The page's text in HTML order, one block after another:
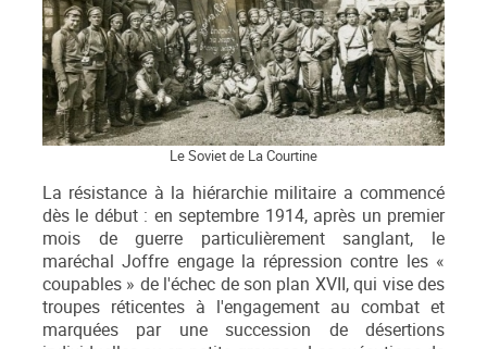
Le Soviet de La Courtine
La résistance à la hiérarchie militaire a commencé
dès le début : en septembre 1914, après un premier
mois de guerre particulièrement sanglant, le
maréchal Joffre engage la répression contre les «
coupables » de l'échec de son plan XVII, qui vise des
troupes réticentes à l'engagement au combat et
marquées par une succession de désertions